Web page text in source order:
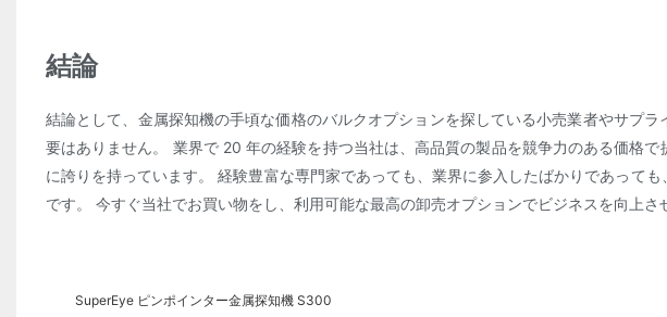
結論
結論として、金属探知機の手頃な価格のバルクオプションを探している小売業者やサプ
要はありません。 業界で 20 年の経験を持つ当社は、高品質の製品を競争力のある価格
に誇りを持っています。 経験豊富な専門家であっても、業界に参入したばかりであって
です。 今すぐ当社でお買い物をし、利用可能な最高の卸売オプションでビジネスを向上さ
SuperEye ピンポインター金属探知機 S300